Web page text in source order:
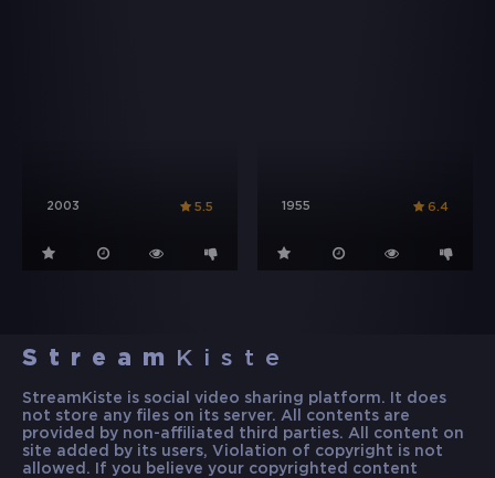
2003 5.5 1955 6.4
Stream Kiste
StreamKiste is social video sharing platform. It does
not store any files on its server. All contents are
provided by non-affiliated third parties. All content on
site added by its users, Violation of copyright is not
allowed. If you believe your copyrighted content